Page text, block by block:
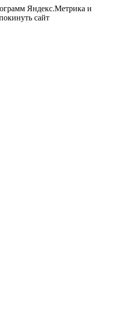
Яндекс.Метрика и
сайт